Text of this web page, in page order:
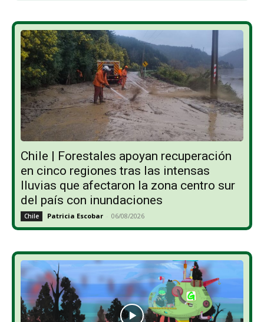
Chile | Forestales apoyan recuperación
en cinco regiones tras las intensas
lluvias que afectaron la zona centro sur
del país con inundaciones
Chile Patricia Escobar - 06/08/2026